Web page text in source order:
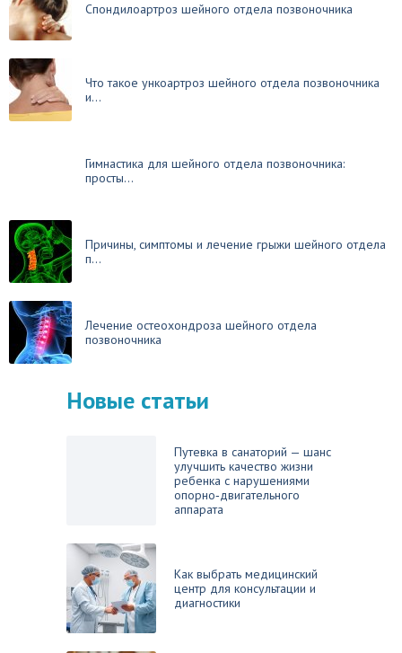
Спондилоартроз шейного отдела позвоночника
Что такое ункоартроз шейного отдела позвоночника
и...
Гимнастика для шейного отдела позвоночника:
просты...
Причины, симптомы и лечение грыжи шейного отдела
п...
Лечение остеохондроза шейного отдела
позвоночника
Новые статьи
Путевка в санаторий — шанс
улучшить качество жизни
ребенка с нарушениями
опорно‑двигательного
аппарата
Как выбрать медицинский
центр для консультации и
диагностики